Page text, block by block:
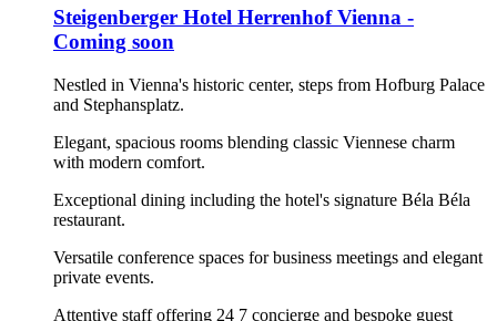
Steigenberger Hotel Herrenhof Vienna -
Coming soon
Nestled in Vienna's historic center, steps from Hofburg Palace
and Stephansplatz.
Elegant, spacious rooms blending classic Viennese charm
with modern comfort.
Exceptional dining including the hotel's signature Béla Béla
restaurant.
Versatile conference spaces for business meetings and elegant
private events.
Attentive staff offering 24 7 concierge and bespoke guest